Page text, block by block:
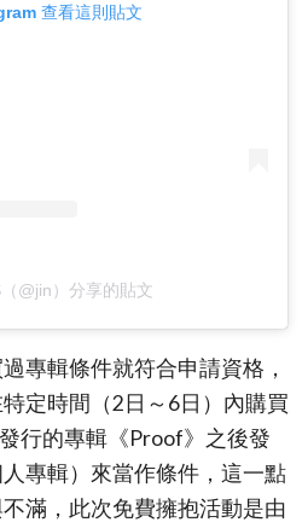
查看這則貼文
@jin）分享的貼文
專輯條件就符合申請資格，
定時間（2日～6日）內購買
行的專輯《Proof》之後發
專輯）來當作條件，這一點
滿，此次免費擁抱活動是由